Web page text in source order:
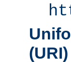
(URI)